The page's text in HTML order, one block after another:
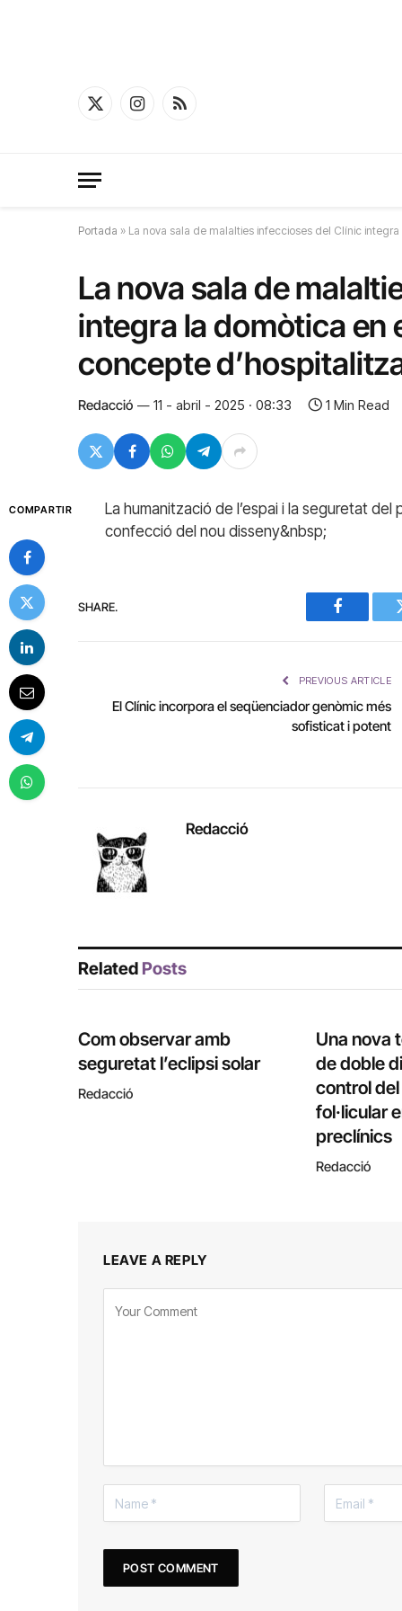
X
InstagramRSS
Portada » La nova sala de malalties infeccioses del Clínic
La nova sala de
integra la domòtica en
concepte
Redacció 11 - abril - 2025 · 08:33 1 Min Read
COMPARTIR
La humanització de l’espai i la seguretat
confecció del nou disseny&nbsp;
SHARE.
Facebook
PREVIOUS ARTICLE
El Clínic incorpora el seqüenciador genòmic més
sofisticat i potent
Redacció
Related Posts
Com observar amb
seguretat l’eclipsi solar
Redacció
Una nova
de doble
control
fol·licular
preclínics
Redacció
LEAVE A REPLY